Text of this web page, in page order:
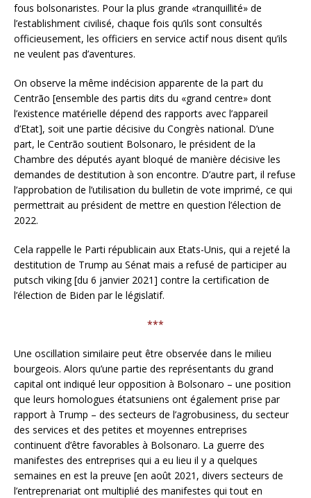
fous bolsonaristes. Pour la plus grande «tranquillité» de
l’establishment civilisé, chaque fois qu’ils sont consultés
officieusement, les officiers en service actif nous disent qu’ils
ne veulent pas d’aventures.
On observe la même indécision apparente de la part du
Centrão [ensemble des partis dits du «grand centre» dont
l’existence matérielle dépend des rapports avec l’appareil
d’Etat], soit une partie décisive du Congrès national. D’une
part, le Centrão soutient Bolsonaro, le président de la
Chambre des députés ayant bloqué de manière décisive les
demandes de destitution à son encontre. D’autre part, il refuse
l’approbation de l’utilisation du bulletin de vote imprimé, ce qui
permettrait au président de mettre en question l’élection de
2022.
Cela rappelle le Parti républicain aux Etats-Unis, qui a rejeté la
destitution de Trump au Sénat mais a refusé de participer au
putsch viking [du 6 janvier 2021] contre la certification de
l’élection de Biden par le législatif.
***
Une oscillation similaire peut être observée dans le milieu
bourgeois. Alors qu’une partie des représentants du grand
capital ont indiqué leur opposition à Bolsonaro – une position
que leurs homologues étatsuniens ont également prise par
rapport à Trump – des secteurs de l’agrobusiness, du secteur
des services et des petites et moyennes entreprises
continuent d’être favorables à Bolsonaro. La guerre des
manifestes des entreprises qui a eu lieu il y a quelques
semaines en est la preuve [en août 2021, divers secteurs de
l’entreprenariat ont multiplié des manifestes qui tout en